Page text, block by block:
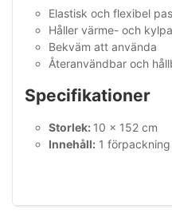
Elastisk och flexibel
Håller värme- och
Bekväm att använda
Återanvändbar och
Specifikationer
Storlek: 10 x 152 cm
Innehåll: 1